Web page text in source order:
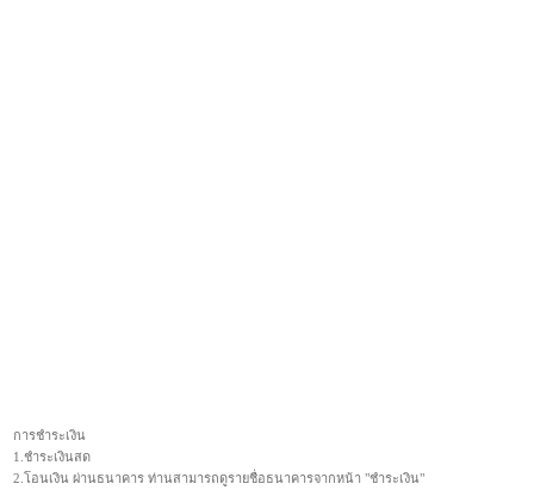
การชำระเงิน
1.ชำระเงินสด
2.โอนเงิน ผ่านธนาคาร ท่านสามารถดูรายชื่อธนาคารจากหน้า "ชำระเงิน"